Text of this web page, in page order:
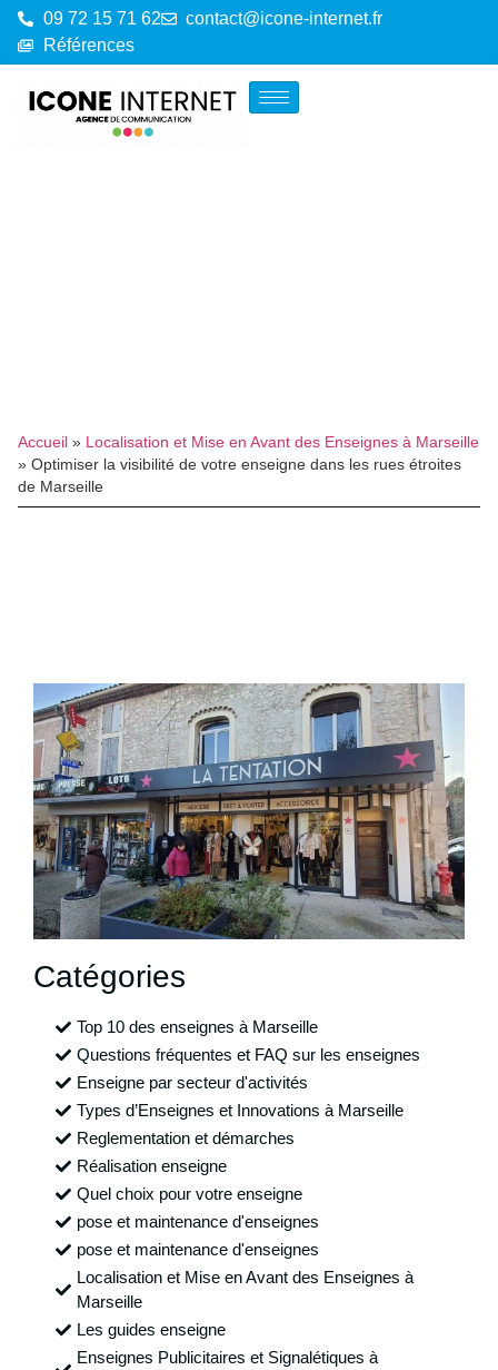
09 72 15 71 62
contact@icone-internet.fr
Références
Accueil » Localisation et Mise en Avant des Enseignes à Marseille
» Optimiser la visibilité de votre enseigne dans les rues étroites
de Marseille
Catégories
Top 10 des enseignes à Marseille
Questions fréquentes et FAQ sur les enseignes
Enseigne par secteur d'activités
Types d’Enseignes et Innovations à Marseille
Reglementation et démarches
Réalisation enseigne
Quel choix pour votre enseigne
pose et maintenance d'enseignes
pose et maintenance d'enseignes
Localisation et Mise en Avant des Enseignes à
Marseille
Les guides enseigne
Enseignes Publicitaires et Signalétiques à